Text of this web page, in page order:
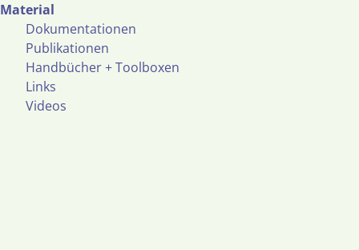
Material
Dokumentationen
Publikationen
Handbücher + Toolboxen
Links
Videos